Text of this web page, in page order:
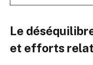
Le
et efforts